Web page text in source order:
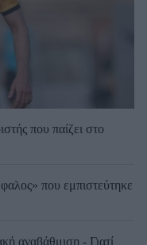
που παίζει στο
που εμπιστεύτηκε
αναβάθμιση - Γιατί